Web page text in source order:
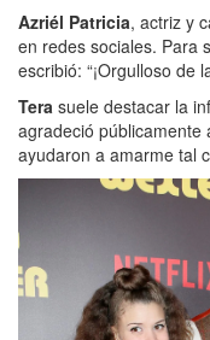
Azriél Patricia, actriz y
en redes sociales. Para
escribió: “¡Orgulloso de
Tera suele destacar la
agradeció públicamente
ayudaron a amarme tal